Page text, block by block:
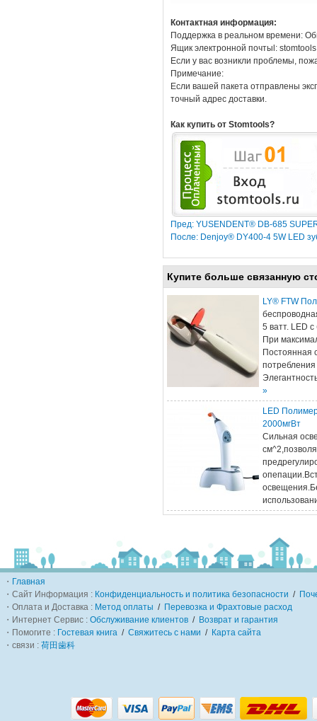
Контактная информация:
Поддержка в реальном времени:
Ящик электронной почтыl:
Если у вас возникли проблемы,
Примечание:
Если вашей пакета отправлены
точный адрес доставки.
Как купить от Stomtools?
Пред: YUSENDENT® DB-685
После: Denjoy® DY400-4 5W LED
Купите больше связанную
LY® FTW
5 ватт. LED
При
Постоянная
»
LED
2000мгВт
Сильная
・ Главная
・Сайт Информация : Конфиденциальность и политика безопасности /
・Оплата и Доставка : Метод оплаты / Перевозка и Фрахтовые расход
・Интернет Сервис : Обслуживание клиентов / Возврат и гарантия
・Помогите : Гостевая книга / Свяжитесь с нами / Карта сайта
・связи : 荷田歯科